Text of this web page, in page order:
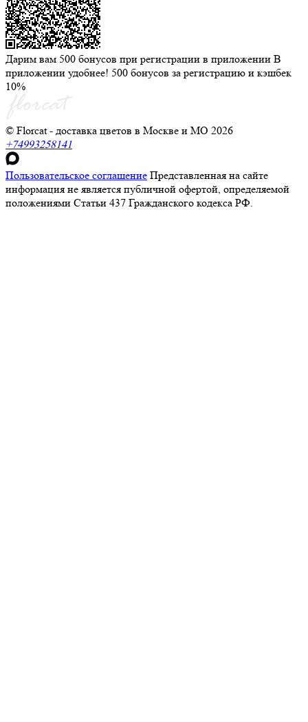
Дарим вам 500 бонусов при регистрации в приложении В
приложении удобнее! 500 бонусов за регистрацию и кэшбек
10%
© Florcat - доставка цветов в Москве и МО 2026
+74993258141
Пользовательское соглашение Представленная на сайте
информация не является публичной офертой, определяемой
положениями Статьи 437 Гражданского кодекса РФ.